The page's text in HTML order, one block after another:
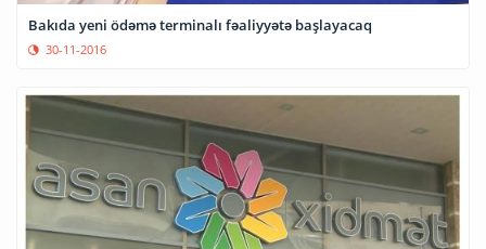
Bakıda yeni ödəmə terminalı fəaliyyətə başlayacaq
30-11-2016